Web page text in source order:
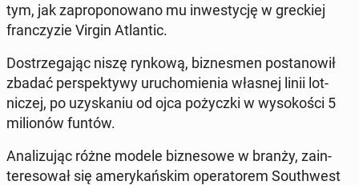
tym, jak za­pro­ponowano mu in­west­y­cję w greck­iej
franczyzie Virgin At­lantic.
Dostrze­ga­jąc niszę rynkową, biz­nes­men postanow­ił
zbadać per­spek­ty­wy uru­chomienia własnej linii lot­
niczej, po uzyska­niu od ojca poży­cz­ki w wysokoś­ci 5
mil­ionów funtów.
Anal­izu­jąc różne modele biz­ne­sowe w branży, zain­
tere­sował się amerykańskim op­er­a­torem South­west